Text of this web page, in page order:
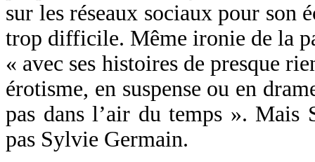
sur les réseaux sociaux pour son
trop difficile. Même ironie de la
« avec ses histoires de presque
érotisme, en suspense ou en
pas dans l’air du temps ».
pas Sylvie Germain.